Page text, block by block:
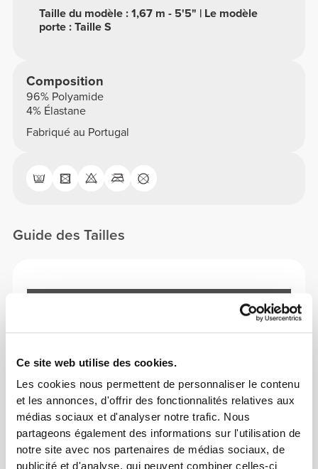
Ce site web utilise des cookies.
Les cookies nous permettent de personnaliser le contenu
et les annonces, d'offrir des fonctionnalités relatives aux
médias sociaux et d'analyser notre trafic. Nous
partageons également des informations sur l'utilisation de
notre site avec nos partenaires de médias sociaux, de
publicité et d'analyse, qui peuvent combiner celles-ci
Taille du modèle : 1,67 m - 5'5" | Le modèle
porte : Taille S
Composition
96% Polyamide
4% Élastane
Fabriqué au Portugal
Guide des Tailles